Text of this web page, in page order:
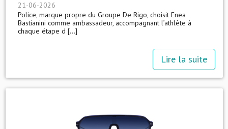
21-06-2026
Police, marque propre du Groupe De Rigo, choisit Enea
Bastianini comme ambassadeur, accompagnant l’athlète à
chaque étape d [...]
Lire la suite